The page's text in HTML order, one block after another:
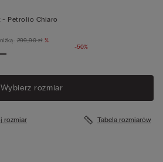
- Petrolio Chiaro
-50%
299,90 zł %
Wybierz rozmiar
rozmiar Tabela rozmiarów